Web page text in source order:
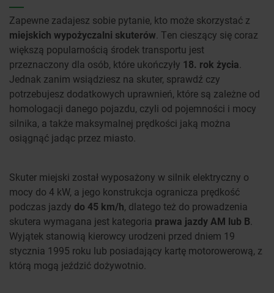
Zapewne zadajesz sobie pytanie, kto może skorzystać z
miejskich wypożyczalni skuterów. Ten cieszący się coraz
większą popularnością środek transportu jest
przeznaczony dla osób, które ukończyły 18. rok życia.
Jednak zanim wsiądziesz na skuter, sprawdź czy
potrzebujesz dodatkowych uprawnień, które są zależne od
homologacji danego pojazdu, czyli od pojemności i mocy
silnika, a także maksymalnej prędkości jaką można
osiągnąć jadąc przez miasto.
Skuter miejski został wyposażony w silnik elektryczny o
mocy do 4 kW, a jego konstrukcja ogranicza prędkość
podczas jazdy do 45 km/h, dlatego też do prowadzenia
skutera wymagana jest kategoria prawa jazdy AM lub B.
Wyjątek stanowią kierowcy urodzeni przed dniem 19
stycznia 1995 roku lub posiadający kartę motorowerową, z
którą mogą jeździć dożywotnio.